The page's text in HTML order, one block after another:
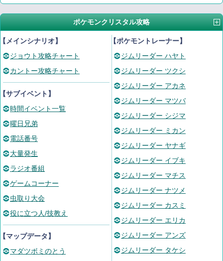
ポケモンクリスタル攻略
メインシナリオ】
ジョウト攻略チャート
カントー攻略チャート
サブイベント】
時間イベント一覧
曜日兄弟
電話番号
大量発生
ラジオ番組
ゲームコーナー
虫取り大会
役に立つ人/技教え
マップデータ】
マダツボミのとう
【ポケモントレーナー】
ジムリーダー ハヤト
ジムリーダー ツクシ
ジムリーダー アカネ
ジムリーダー マツバ
ジムリーダー シジマ
ジムリーダー ミカン
ジムリーダー ヤナギ
ジムリーダー イブキ
ジムリーダー マチス
ジムリーダー ナツメ
ジムリーダー カスミ
ジムリーダー エリカ
ジムリーダー アンズ
ジムリーダー タケシ